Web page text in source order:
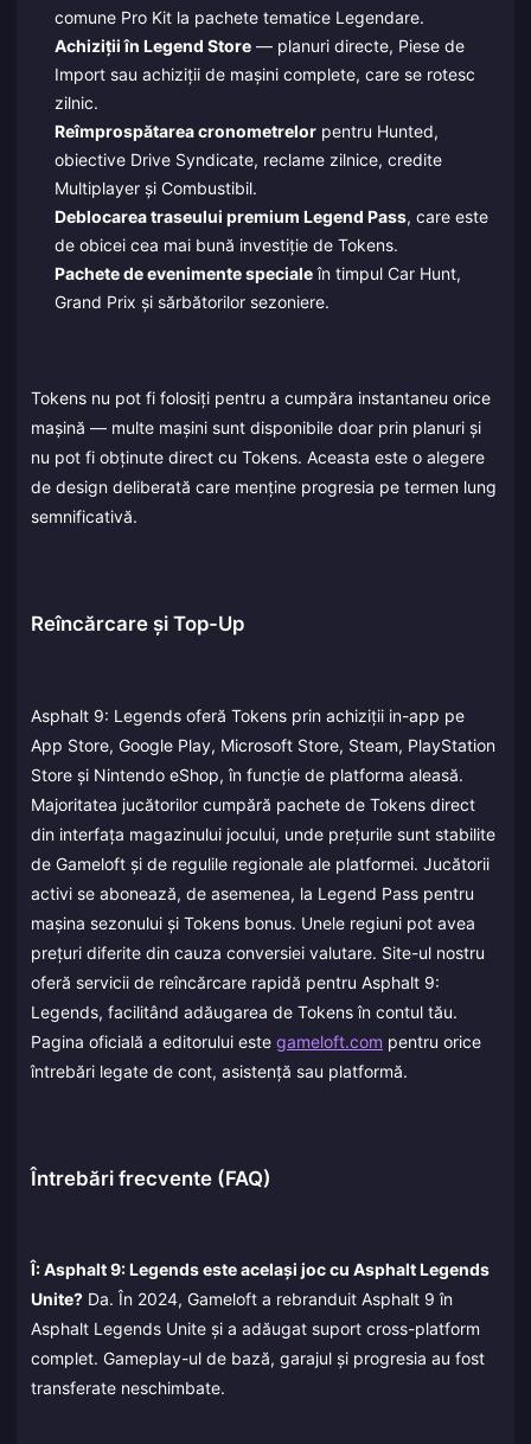
comune Pro Kit la pachete tematice Legendare.
Achiziții în Legend Store— planuri directe, Piese de
Import sau achiziții de mașini complete, care se rotesc
zilnic.
Reîmprospătarea cronometrelorpentru Hunted,
obiective Drive Syndicate, reclame zilnice, credite
Multiplayer și Combustibil.
Deblocarea traseului premium Legend Pass, care este
de obicei cea mai bună investiție de Tokens.
Pachete de evenimente specialeîn timpul Car Hunt,
Grand Prix și sărbătorilor sezoniere.
Tokens nu pot fi folosiți pentru a cumpăra instantaneu orice
mașină — multe mașini sunt disponibile doar prin planuri și
nu pot fi obținute direct cu Tokens. Aceasta este o alegere
de design deliberată care menține progresia pe termen lung
semnificativă.
Reîncărcare și Top-Up
Asphalt 9: Legends oferă Tokens prin achiziții in-app pe
App Store, Google Play, Microsoft Store, Steam, PlayStation
Store și Nintendo eShop, în funcție de platforma aleasă.
Majoritatea jucătorilor cumpără pachete de Tokens direct
din interfața magazinului jocului, unde prețurile sunt stabilite
de Gameloft și de regulile regionale ale platformei. Jucătorii
activi se abonează, de asemenea, la Legend Pass pentru
mașina sezonului și Tokens bonus. Unele regiuni pot avea
prețuri diferite din cauza conversiei valutare. Site-ul nostru
oferă servicii de reîncărcare rapidă pentru Asphalt 9:
Legends, facilitând adăugarea de Tokens în contul tău.
Pagina oficială a editorului este gameloft.com pentru orice
întrebări legate de cont, asistență sau platformă.
Întrebări frecvente (FAQ)
Î: Asphalt 9: Legends este același joc cu Asphalt Legends
Unite? Da. În 2024, Gameloft a rebranduit Asphalt 9 în
Asphalt Legends Unite și a adăugat suport cross-platform
complet. Gameplay-ul de bază, garajul și progresia au fost
transferate neschimbate.